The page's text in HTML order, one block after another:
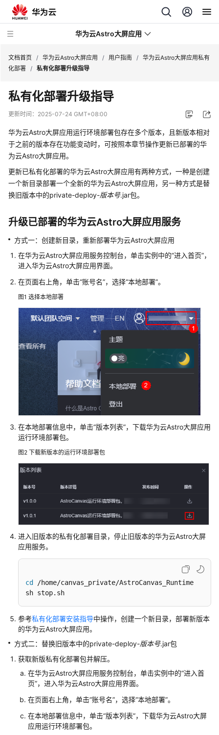
华为云Astro大屏应用
新
动
产
品
绍
计
说
快
速
门
用
指
华
为
云
Astro
屏
应
用
使
流
购
买
华
为
云
Astro
屏
应
例
创
建
作
空
间
创
文档首页 / 华为云Astro大屏应用 / 用户指南 / 华为云Astro大屏应用私有
化部署 / 私有化部署升级指导
私有化部署升级指导
更新时间： 2025-07-24 GMT+08:00
华为云Astro大屏应用运行环境部署包存在多个版本，且新版本相对
于之前的版本存在功能变动时，可按照本章节操作更新已部署的华
为云Astro大屏应用。
更新已私有化部署的华为云Astro大屏应用有两种方式，一种是创建
一个新目录部署一个全新的华为云Astro大屏应用，另一种方式是替
换旧版本中的private-deploy-版本号.jar包。
升级已部署的华为云Astro大屏应用服务
方式一：创建新目录，重新部署华为云Astro大屏应用
在华为云Astro大屏应用服务控制台，单击实例中的“进入首页”，
进入华为云Astro大屏应用界面。
在页面右上角，单击“账号名”，选择“本地部署”。
图1 选择本地部署
在本地部署信息中，单击“版本列表”，下载华为云Astro大屏应用
运行环境部署包。
图2 下载新版本的运行环境部署包
进入旧版本的私有化部署目录，停止旧版本的华为云Astro大屏
应用服务。
cd
/home/canvas_private/AstroCanvas_Runtime
sh stop.sh
参考私有化部署安装指导中操作，创建一个新目录，部署新版本
的华为云Astro大屏应用。
方式二：替换旧版本中的private-deploy-版本号.jar包
获取新版私有化部署包并解压。
在华为云Astro大屏应用服务控制台，单击实例中的“进入首
页”，进入华为云Astro大屏应用界面。
在页面右上角，单击“账号名”，选择“本地部署”。
在本地部署信息中，单击“版本列表”，下载华为云Astro大屏
应用运行环境部署包。